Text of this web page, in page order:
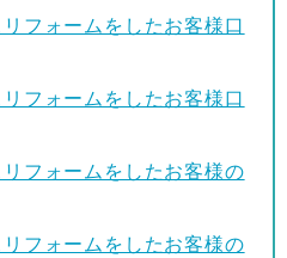
フォームをしたお客様口
フォームをしたお客様口
フォームをしたお客様の
フォームをしたお客様の